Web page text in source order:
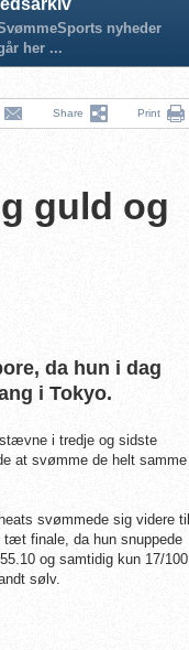
nyheder
her ...
Share Print
guld og
da hun i dag
i Tokyo.
i tredje og sidste
at svømme de helt samme
svømmede sig videre til
tæt finale, da hun snuppede
og samtidig kun 17/100
sølv.